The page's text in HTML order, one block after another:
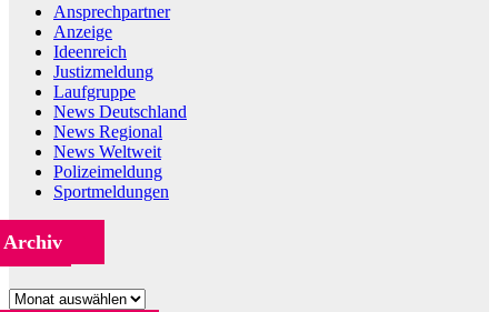
Ansprechpartner
Anzeige
Ideenreich
Justizmeldung
Laufgruppe
News Deutschland
News Regional
News Weltweit
Polizeimeldung
Sportmeldungen
Archiv
Archiv